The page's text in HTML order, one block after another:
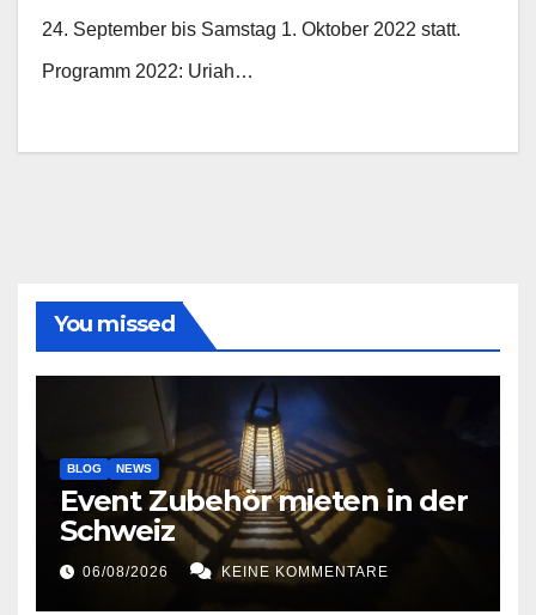
24. September bis Samstag 1. Oktober 2022 statt.
Programm 2022: Uriah…
You missed
BLOG NEWS
Event Zubehör mieten in der
Schweiz
06/08/2026 KEINE KOMMENTARE